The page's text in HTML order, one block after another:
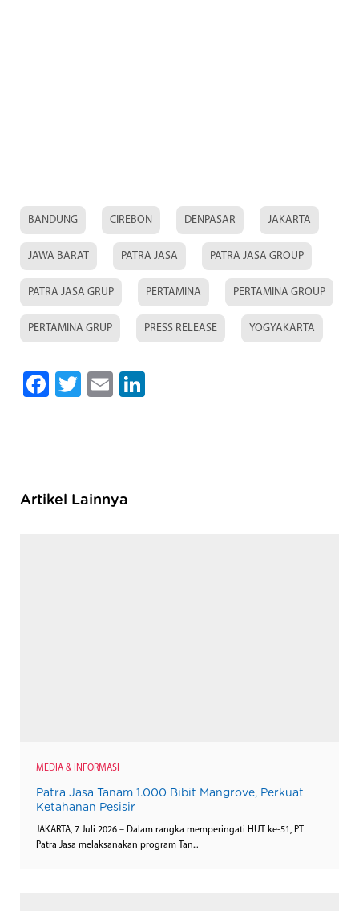
BANDUNG CIREBON DENPASAR JAKARTA
JAWA BARAT PATRA JASA PATRA JASA GROUP
PATRA JASA GRUP PERTAMINA PERTAMINA GROUP
PERTAMINA GRUP PRESS RELEASE YOGYAKARTA
Facebook
Twitter
Email
Artikel Lainnya
MEDIA & INFORMASI
Patra Jasa Tanam 1.000 Bibit Mangrove, Perkuat
Ketahanan Pesisir
JAKARTA, 7 Juli 2026 – Dalam rangka memperingati HUT ke-51, PT
Patra Jasa melaksanakan program Tan...